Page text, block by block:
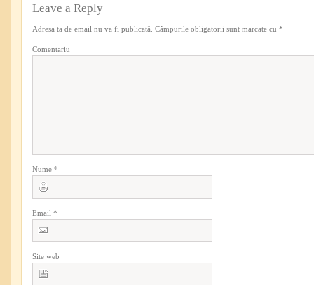
Leave a Reply
Adresa ta de email nu va fi publicată. Câmpurile obligatorii sunt marcate cu *
Comentariu
Nume *
Email *
Site web